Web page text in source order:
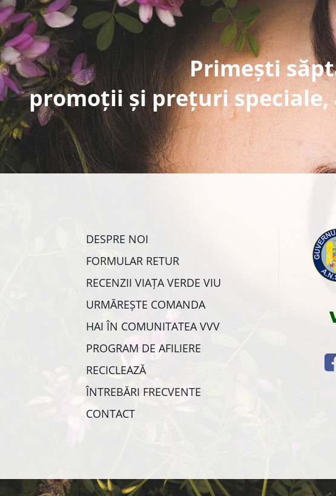
Primești
promoții și prețuri speciale,
DESPRE NOI
FORMULAR RETUR
RECENZII VIAȚA VERDE VIU
URMĂREȘTE COMANDA
HAI ÎN COMUNITATEA VVV
PROGRAM DE AFILIERE
RECICLEAZĂ
ÎNTREBĂRI FRECVENTE
CONTACT